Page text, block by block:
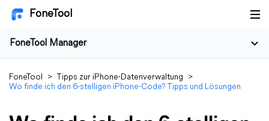
FoneTool
FoneTool Manager
FoneTool > Tipps zur iPhone-Datenverwaltung
>
Wo finde ich den 6-stelligen iPhone-Code? Tipps und Lösungen